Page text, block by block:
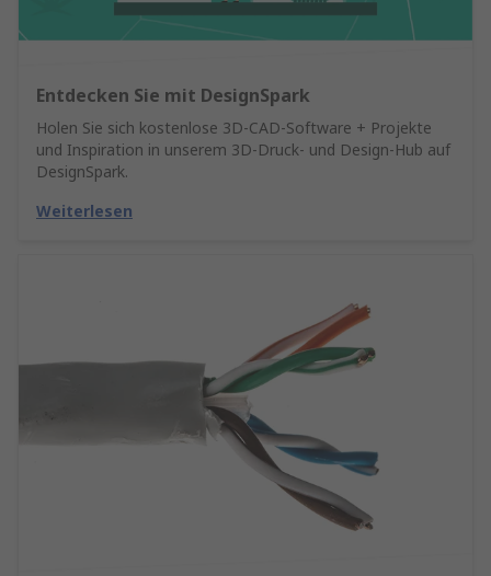
Entdecken Sie mit DesignSpark
Holen Sie sich kostenlose 3D-CAD-Software + Projekte
und Inspiration in unserem 3D-Druck- und Design-Hub auf
DesignSpark.
Weiterlesen